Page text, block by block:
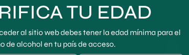
TU EDAD
al sitio web debes tener la edad mínima para el
de alcohol en tu país de acceso.